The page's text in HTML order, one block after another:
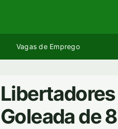
Vagas de Emprego
Goleada de